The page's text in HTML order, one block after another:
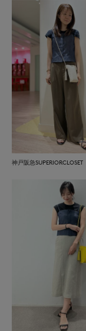
神戸阪急SUPERIORCLOSET